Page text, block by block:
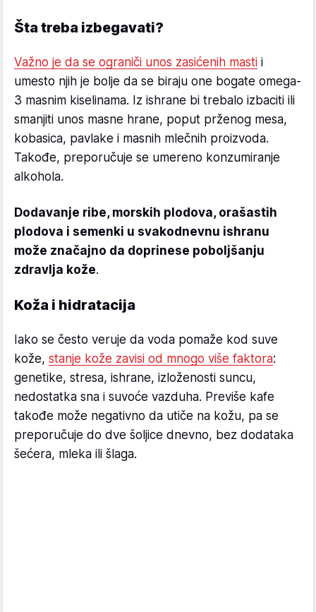
Šta treba izbegavati?
Važno je da se ograniči unos zasićenih masti i
umesto njih je bolje da se biraju one bogate omega-
3 masnim kiselinama. Iz ishrane bi trebalo izbaciti ili
smanjiti unos masne hrane, poput prženog mesa,
kobasica, pavlake i masnih mlečnih proizvoda.
Takođe, preporučuje se umereno konzumiranje
alkohola.
Dodavanje ribe, morskih plodova, orašastih
plodova i semenki u svakodnevnu ishranu
može značajno da doprinese poboljšanju
zdravlja kože.
Koža i hidratacija
Iako se često veruje da voda pomaže kod suve
kože, stanje kože zavisi od mnogo više faktora:
genetike, stresa, ishrane, izloženosti suncu,
nedostatka sna i suvoće vazduha. Previše kafe
takođe može negativno da utiče na kožu, pa se
preporučuje do dve šoljice dnevno, bez dodataka
šećera, mleka ili šlaga.